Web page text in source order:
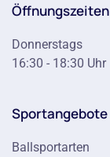
Öffnungszeiten
Donnerstags
16:30 - 18:30 Uhr
Sportangebote
Ballsportarten